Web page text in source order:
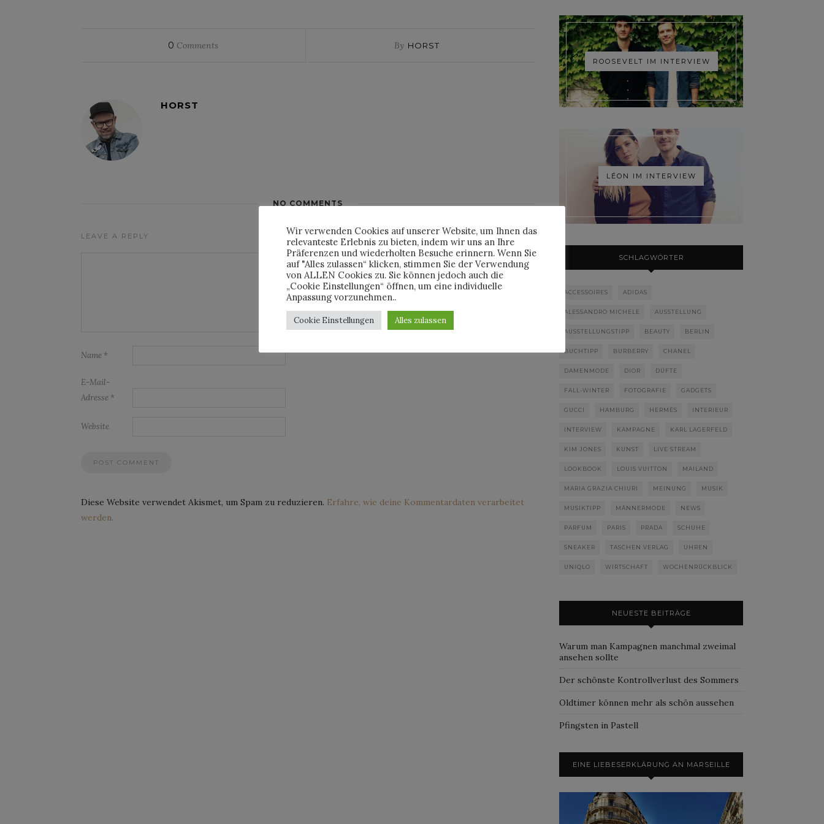
0 Comments By HORST
HORST
NO COMMENTS
LEAVE A REPLY
Name *
E-Mail-
Adresse *
Website
Diese Website verwendet Akismet, um Spam zu reduzieren. Erfahre, wie deine Kommentardaten verarbeitet
werden.
ROOSEVELT IM INTERVIEW
LÉON IM INTERVIEW
SCHLAGWÖRTER
ACCESSOIRES ADIDAS
ALESSANDRO MICHELE AUSSTELLUNG
AUSSTELLUNGSTIPP BEAUTY BERLIN
BUCHTIPP BURBERRY CHANEL
DAMENMODE DIOR DÜFTE
FALL-WINTER FOTOGRAFIE GADGETS
GUCCI HAMBURG HERMÈS INTERIEUR
INTERVIEW KAMPAGNE KARL LAGERFELD
KIM JONES KUNST LIVE STREAM
LOOKBOOK LOUIS VUITTON MAILAND
MARIA GRAZIA CHIURI MEINUNG MUSIK
MUSIKTIPP MÄNNERMODE NEWS
PARFUM PARIS PRADA SCHUHE
SNEAKER TASCHEN VERLAG UHREN
UNIQLO WIRTSCHAFT WOCHENRÜCKBLICK
NEUESTE BEITRÄGE
Warum man Kampagnen manchmal zweimal
ansehen sollte
Der schönste Kontrollverlust des Sommers
Oldtimer können mehr als schön aussehen
Pfingsten in Pastell
EINE LIEBESERKLÄRUNG AN MARSEILLE
Wir verwenden Cookies auf unserer Website, um Ihnen das
relevanteste Erlebnis zu bieten, indem wir uns an Ihre
Präferenzen und wiederholten Besuche erinnern. Wenn Sie
auf "Alles zulassen“ klicken, stimmen Sie der Verwendung
von ALLEN Cookies zu. Sie können jedoch auch die
„Cookie Einstellungen“ öffnen, um eine individuelle
Anpassung vorzunehmen..
Cookie Einstellungen Alles zulassen